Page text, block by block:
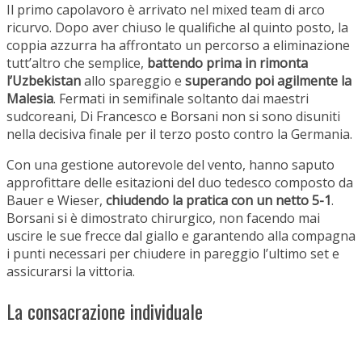
Il primo capolavoro è arrivato nel mixed team di arco
ricurvo. Dopo aver chiuso le qualifiche al quinto posto, la
coppia azzurra ha affrontato un percorso a eliminazione
tutt’altro che semplice, battendo prima in rimonta
l’Uzbekistanallo spareggio e superando poi agilmente la
Malesia. Fermati in semifinale soltanto dai maestri
sudcoreani, Di Francesco e Borsani non si sono disuniti
nella decisiva finale per il terzo posto contro la Germania.
Con una gestione autorevole del vento, hanno saputo
approfittare delle esitazioni del duo tedesco composto da
Bauer e Wieser, chiudendo la pratica con un netto 5-1.
Borsani si è dimostrato chirurgico, non facendo mai
uscire le sue frecce dal giallo e garantendo alla compagna
i punti necessari per chiudere in pareggio l’ultimo set e
assicurarsi la vittoria.
La consacrazione individuale